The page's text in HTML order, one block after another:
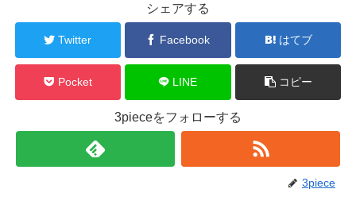
シェアする
Twitter Facebook はてブ
Pocket LINE コピー
3pieceをフォローする
3piece